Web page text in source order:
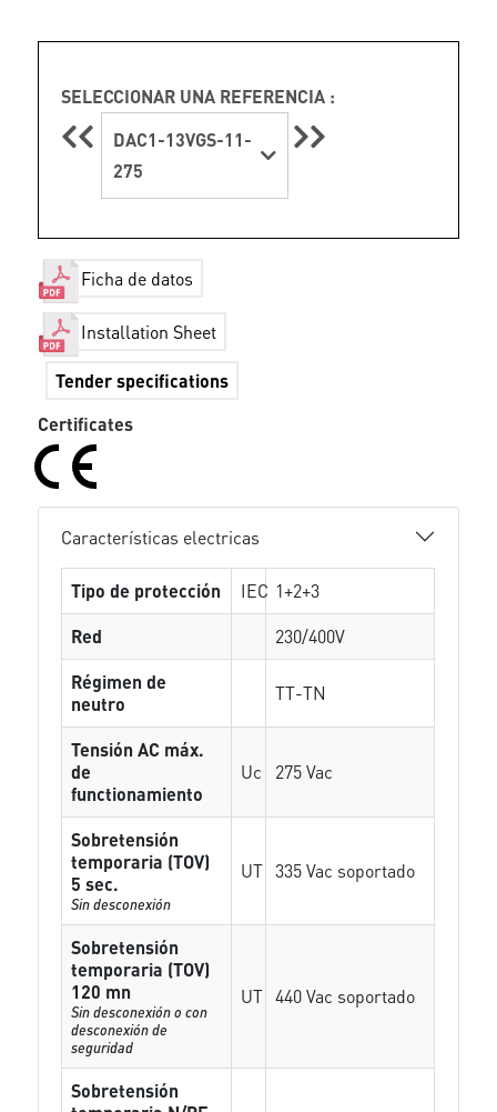
SELECCIONAR UNA REFERENCIA :
DAC1-13VGS-11-
275
Ficha de datos
Installation Sheet
Tender specifications
Certificates
Características electricas
Tipo de protección IEC 1+2+3
Red
230/400V
Régimen de
neutro
TT-TN
Tensión AC máx.
de
functionamiento
Uc 275 Vac
Sobretensión
temporaria (TOV)
5 sec.
Sin desconexión
UT 335 Vac soportado
Sobretensión
temporaria (TOV)
120 mn
Sin desconexión o con
desconexión de
seguridad
UT 440 Vac soportado
Sobretensión